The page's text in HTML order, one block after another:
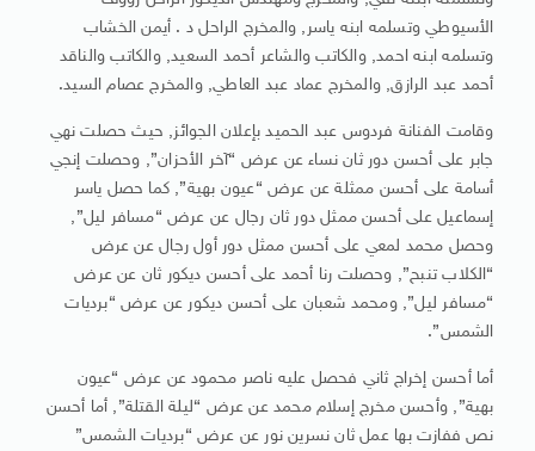
الأسيوطي وتسلمه ابنه ياسر, والمخرج الراحل د . أيمن الخشاب
وتسلمه ابنه احمد, والكاتب والشاعر أحمد السعيد, والكاتب والناقد
أحمد عبد الرازق, والمخرج عماد عبد العاطي, والمخرج عصام السيد.
وقامت الفنانة فردوس عبد الحميد بإعلان الجوائز, حيث حصلت نهي
جابر على أحسن دور ثان نساء عن عرض “آخر الأحزان”, وحصلت إنجي
أسامة على أحسن ممثلة عن عرض “عيون بهية”, كما حصل ياسر
إسماعيل على أحسن ممثل دور ثان رجال عن عرض “مسافر ليل”,
وحصل محمد لمعي على أحسن ممثل دور أول رجال عن عرض
“الكلاب تنبح”, وحصلت رنا أحمد على أحسن ديكور ثان عن عرض
“مسافر ليل”, ومحمد شعبان على أحسن ديكور عن عرض “برديات
الشمس”.
أما أحسن إخراج ثاني فحصل عليه ناصر محمود عن عرض “عيون
بهية”, وأحسن مخرج إسلام محمد عن عرض “ليلة القتلة”, أما أحسن
نص ففازت بها عمل ثان نسرين نور عن عرض “برديات الشمس”